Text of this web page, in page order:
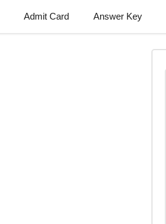
Admit Card Answer Key